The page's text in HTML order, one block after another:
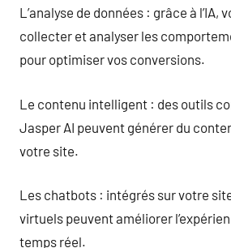
L’analyse de données : grâce à l’IA,
collecter et analyser les
pour optimiser vos conversions.
Le contenu intelligent : des outils
Jasper AI peuvent générer du
votre site.
Les chatbots : intégrés sur votre
virtuels peuvent améliorer
temps réel.